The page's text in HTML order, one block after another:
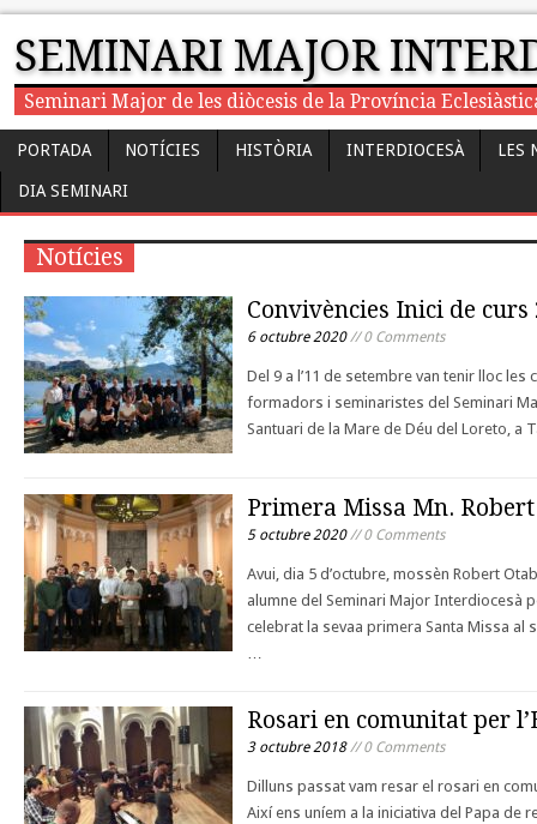
SEMINARI MAJOR
Seminari Major de les diòcesis de la Província
PORTADA NOTÍCIES HISTÒRIA INTERDIOCESÀ LES
DIA SEMINARI
Notícies
Convivències Inici de
6 octubre 2020// 0 Comments
Del 9 a l’11 de setembre van tenir lloc les
formadors i seminaristes del Seminari
Santuari de la Mare de Déu del Loreto, a
Primera Missa Mn.
5 octubre 2020// 0 Comments
Avui, dia 5 d’octubre, mossèn Robert
alumne del Seminari Major Interdiocesà
celebrat la sevaa primera Santa Missa al
Rosari en comunitat per
3 octubre 2018// 0 Comments
Dilluns passat vam resar el rosari en
Així ens uníem a la iniciativa del Papa de